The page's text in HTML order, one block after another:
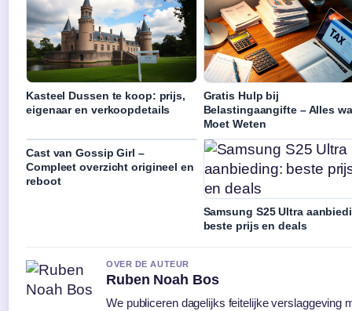
Kasteel Dussen te koop: prijs,
eigenaar en verkoopdetails
Gratis Hulp bij
Belastingaangifte – Alles
Moet Weten
Cast van Gossip Girl –
Compleet overzicht origineel en
reboot
Samsung S25 Ultra
beste prijs en deals
OVER DE AUTEUR
Ruben Noah Bos
We publiceren dagelijks feitelijke verslaggeving